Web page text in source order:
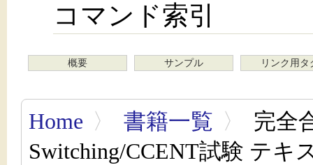
コマンド索引
概要 サンプル リンク用タ
Home 〉 書籍一覧 〉
完全
Switching/CCENT試験 テキ